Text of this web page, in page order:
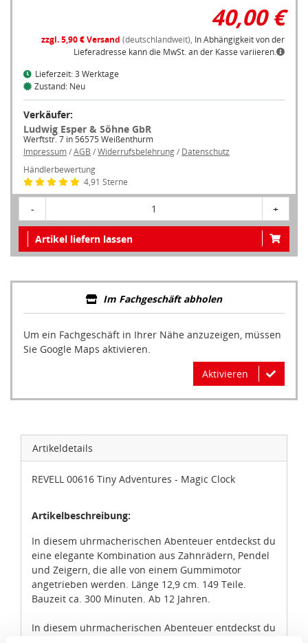
40,00 €
zzgl. 5,90 € Versand (deutschlandweit), In Abhängigkeit von der
Lieferadresse kann die MwSt. an der Kasse variieren.
Lieferzeit: 3 Werktage
Zustand: Neu
Verkäufer:
Ludwig Esper & Söhne GbR
Werftstr. 7 in 56575 Weißenthurm
Impressum/AGB /Widerrufsbelehrung/ Datenschutz
Händlerbewertung
4,91 Sterne
- 1 +
Artikel liefern lassen
Im Fachgeschäft abholen
Um ein Fachgeschäft in Ihrer Nähe anzuzeigen, müssen
Sie Google Maps aktivieren.
Aktivieren
Artikeldetails
REVELL 00616 Tiny Adventures - Magic Clock
Artikelbeschreibung:
In diesem uhrmacherischen Abenteuer entdeckst du
eine elegante Kombination aus Zahnrädern, Pendel
und Zeigern, die alle von einem Gummimotor
angetrieben werden. Länge 12,9 cm. 149 Teile.
Bauzeit ca. 300 Minuten. Ab 12 Jahren.
In diesem uhrmacherischen Abenteuer entdeckst du